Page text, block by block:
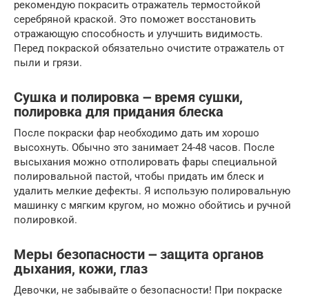
рекомендую покрасить отражатель термостойкой
серебряной краской. Это поможет восстановить
отражающую способность и улучшить видимость.
Перед покраской обязательно очистите отражатель от
пыли и грязи.
Сушка и полировка ౼ время сушки,
полировка для придания блеска
После покраски фар необходимо дать им хорошо
высохнуть. Обычно это занимает 24-48 часов. После
высыхания можно отполировать фары специальной
полировальной пастой, чтобы придать им блеск и
удалить мелкие дефекты. Я использую полировальную
машинку с мягким кругом, но можно обойтись и ручной
полировкой.
Меры безопасности ౼ защита органов
дыхания, кожи, глаз
Девочки, не забывайте о безопасности! При покраске